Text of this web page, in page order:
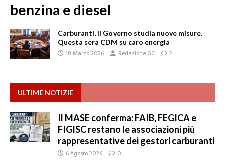
benzina e diesel
Carburanti, il Governo studia nuove misure.
Questa sera CDM su caro energia
18 Marzo 2026 Redazione GC 2
ULTIME NOTIZIE
Il MASE conferma: FAIB, FEGICA e
FIGISC restano le associazioni più
rappresentative dei gestori carburanti
6 Agosto 2026 0